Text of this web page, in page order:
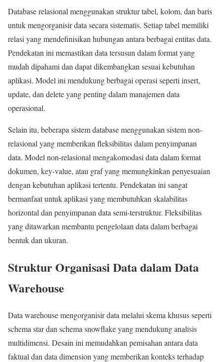
Database relasional menggunakan struktur tabel, kolom, dan baris
untuk mengorganisir data secara sistematis. Setiap tabel memiliki
relasi yang mendefinisikan hubungan antara berbagai entitas data.
Pendekatan ini memastikan data tersusun dalam format yang
mudah dipahami dan dapat dikembangkan sesuai kebutuhan
aplikasi. Model ini mendukung berbagai operasi seperti insert,
update, dan delete yang penting dalam manajemen data
operasional.
Selain itu, beberapa sistem database menggunakan sistem non-
relasional yang memberikan fleksibilitas dalam penyimpanan
data. Model non-relasional mengakomodasi data dalam format
dokumen, key-value, atau graf yang memungkinkan penyesuaian
dengan kebutuhan aplikasi tertentu. Pendekatan ini sangat
bermanfaat untuk aplikasi yang membutuhkan skalabilitas
horizontal dan penyimpanan data semi-terstruktur. Fleksibilitas
yang ditawarkan membantu pengelolaan data dalam berbagai
bentuk dan ukuran.
Struktur Organisasi Data dalam Data
Warehouse
Data warehouse mengorganisir data melalui skema khusus seperti
schema star dan schema snowflake yang mendukung analisis
multidimensi. Desain ini memudahkan pemisahan antara data
faktual dan data dimension yang memberikan konteks terhadap